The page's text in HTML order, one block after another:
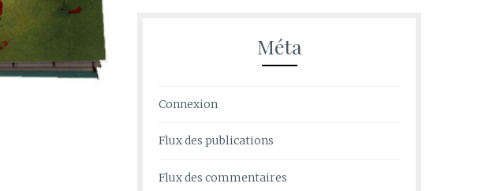
Méta
Connexion
Flux des publications
Flux des commentaires